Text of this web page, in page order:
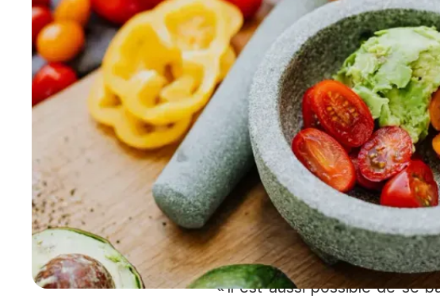
ressenti et ses envies, qui peuvent parfois être une
Détenir des
nutrition
Bien entendu, qui dit besoins
en fonction de l’état de
dépendent du poids, de la
encore des habitudes de vie
« Il est aussi possible de se